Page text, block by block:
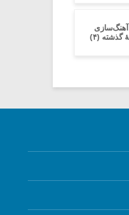
آهنگ‌سازی
گذشته (۴)